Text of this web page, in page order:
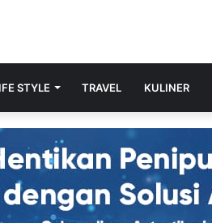
STYLE TRAVEL KULINER